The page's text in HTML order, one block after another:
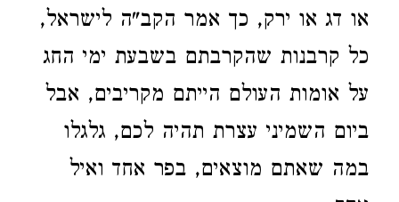
או דג או ירק, כך אמר הקב"ה לישראל,
כל קרבנות שהקרבתם בשבעת ימי החג
על אומות העולם הייתם מקריבים, אבל
ביום השמיני עצרת תהיה לכם, גלגלו
במה שאתם מוצאים, בפר אחד ואיל